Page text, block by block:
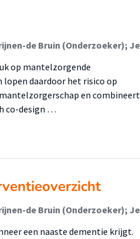
op mantelzorgende
lopen daardoor het risico op
en combineert
co-design …
een naaste dementie krijgt.